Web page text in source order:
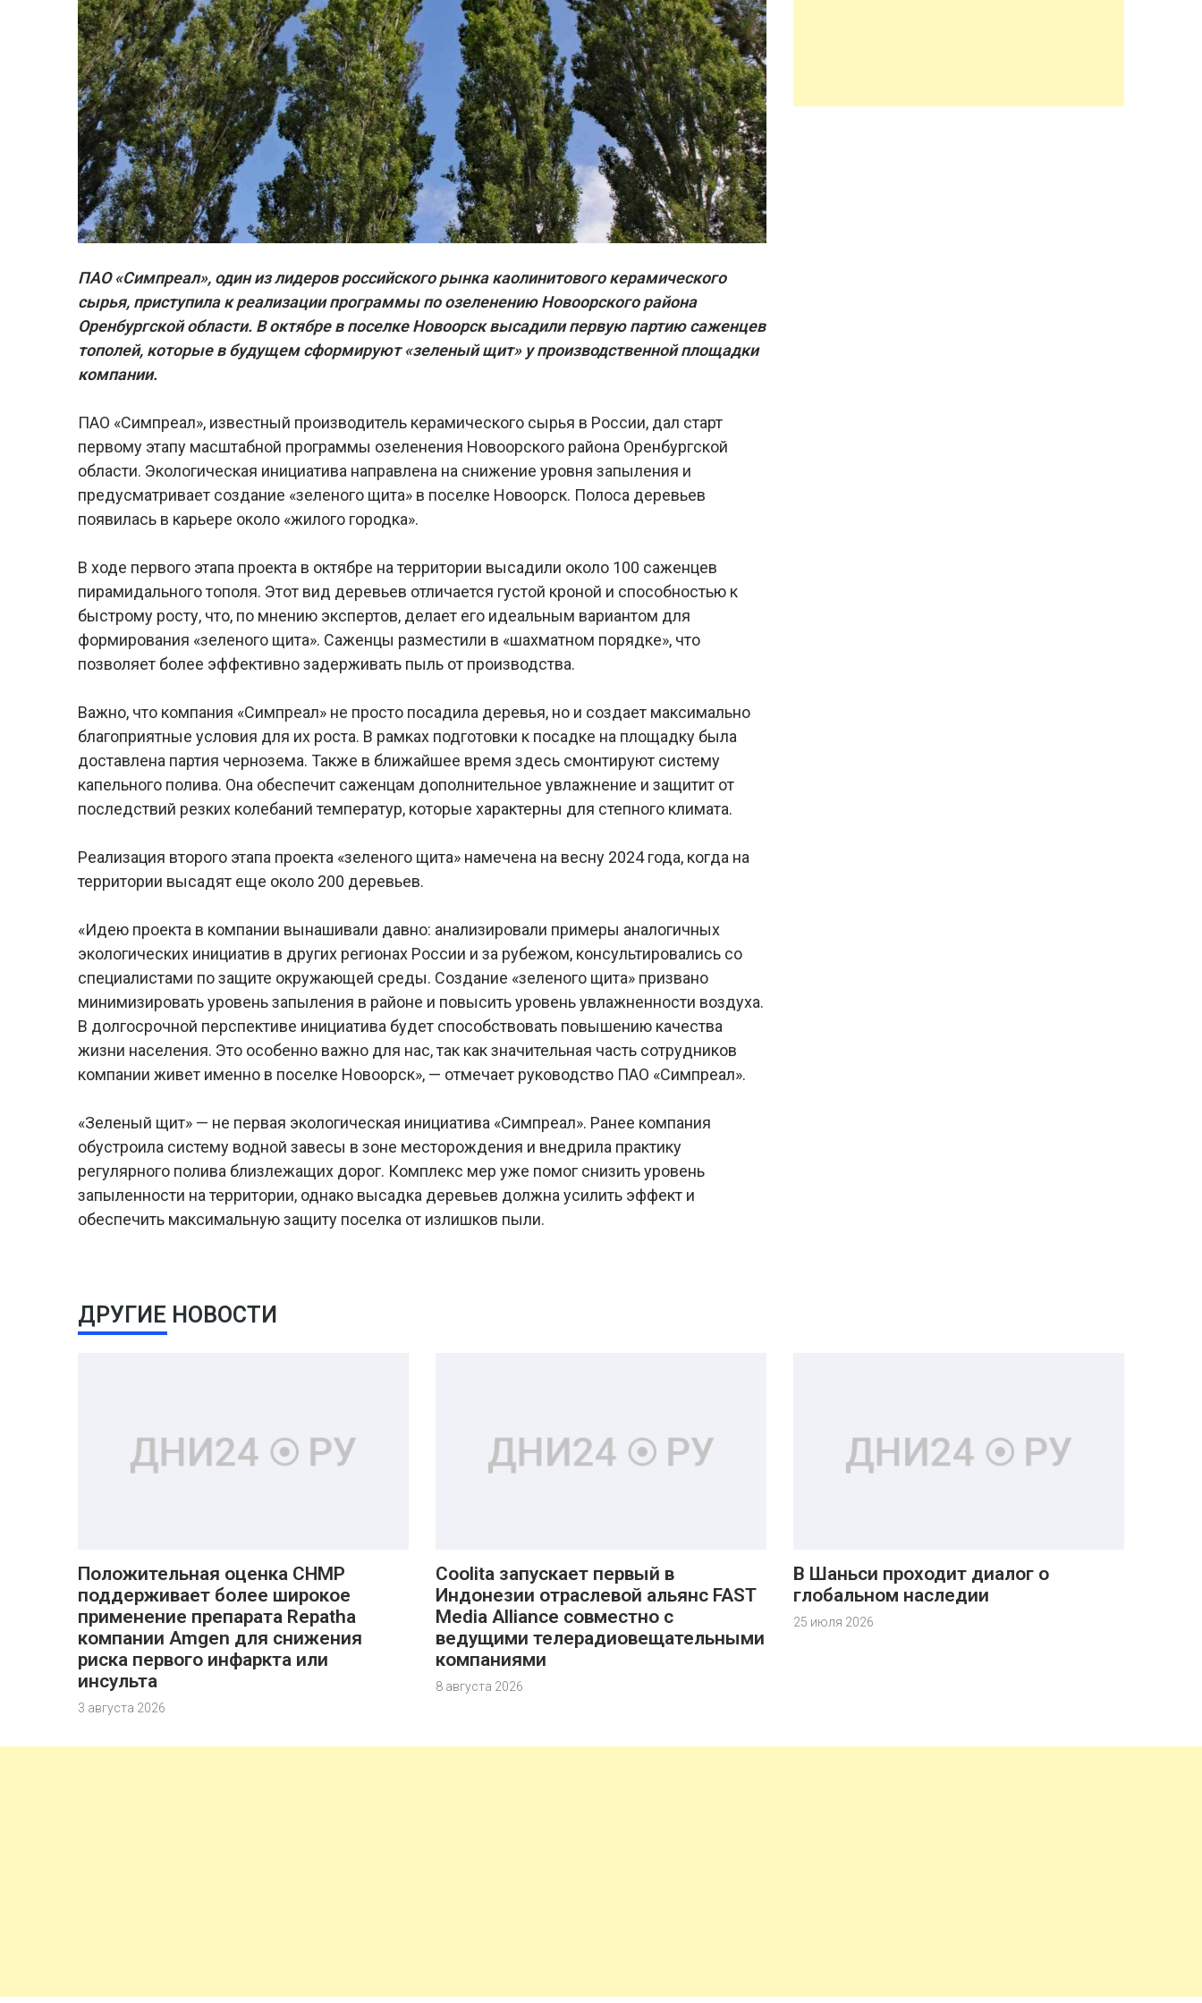
ПАО «Симпреал», один из лидеров российского рынка каолинитового керамического
сырья, приступила к реализации программы по озеленению Новоорского района
Оренбургской области. В октябре в поселке Новоорск высадили первую партию саженцев
тополей, которые в будущем сформируют «зеленый щит» у производственной площадки
компании.
ПАО «Симпреал», известный производитель керамического сырья в России, дал старт
первому этапу масштабной программы озеленения Новоорского района Оренбургской
области. Экологическая инициатива направлена на снижение уровня запыления и
предусматривает создание «зеленого щита» в поселке Новоорск. Полоса деревьев
появилась в карьере около «жилого городка».
В ходе первого этапа проекта в октябре на территории высадили около 100 саженцев
пирамидального тополя. Этот вид деревьев отличается густой кроной и способностью к
быстрому росту, что, по мнению экспертов, делает его идеальным вариантом для
формирования «зеленого щита». Саженцы разместили в «шахматном порядке», что
позволяет более эффективно задерживать пыль от производства.
Важно, что компания «Симпреал» не просто посадила деревья, но и создает максимально
благоприятные условия для их роста. В рамках подготовки к посадке на площадку была
доставлена партия чернозема. Также в ближайшее время здесь смонтируют систему
капельного полива. Она обеспечит саженцам дополнительное увлажнение и защитит от
последствий резких колебаний температур, которые характерны для степного климата.
Реализация второго этапа проекта «зеленого щита» намечена на весну 2024 года, когда на
территории высадят еще около 200 деревьев.
«Идею проекта в компании вынашивали давно: анализировали примеры аналогичных
экологических инициатив в других регионах России и за рубежом, консультировались со
специалистами по защите окружающей среды. Создание «зеленого щита» призвано
минимизировать уровень запыления в районе и повысить уровень увлажненности воздуха.
В долгосрочной перспективе инициатива будет способствовать повышению качества
жизни населения. Это особенно важно для нас, так как значительная часть сотрудников
компании живет именно в поселке Новоорск», — отмечает руководство ПАО «Симпреал».
«Зеленый щит» — не первая экологическая инициатива «Симпреал». Ранее компания
обустроила систему водной завесы в зоне месторождения и внедрила практику
регулярного полива близлежащих дорог. Комплекс мер уже помог снизить уровень
запыленности на территории, однако высадка деревьев должна усилить эффект и
обеспечить максимальную защиту поселка от излишков пыли.
ДРУГИЕ НОВОСТИ
Положительная оценка CHMP
поддерживает более широкое
применение препарата Repatha
компании Amgen для снижения
риска первого инфаркта или
инсульта
3 августа 2026
Coolita запускает первый в
Индонезии отраслевой альянс FAST
Media Alliance совместно с
ведущими телерадиовещательными
компаниями
8 августа 2026
В Шаньси проходит диалог о
глобальном наследии
25 июля 2026